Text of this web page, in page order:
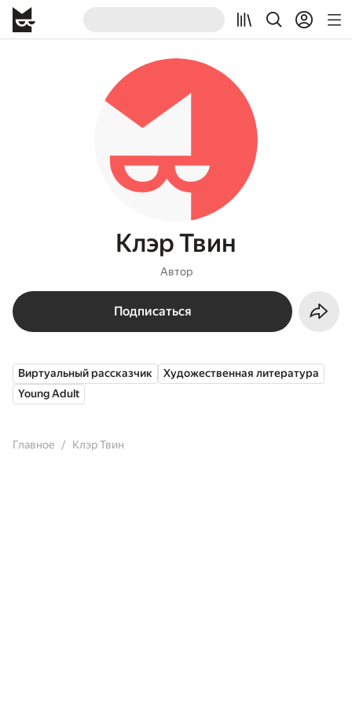
Клэр Твин
Автор
Подписаться
Виртуальный рассказчик
Художественная литература
Young Adult
Главное Клэр Твин